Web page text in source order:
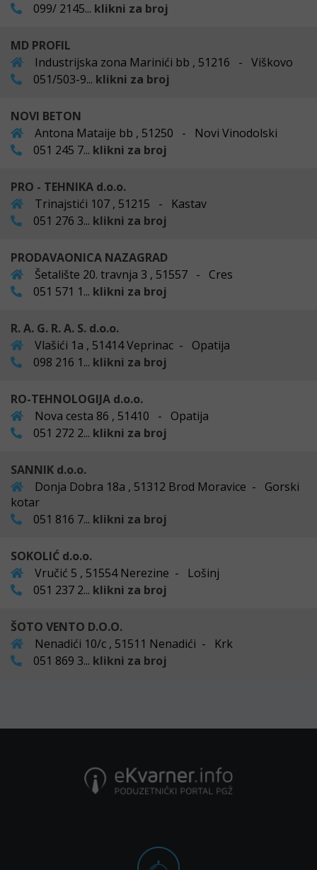
099/ 2145... klikni za broj
MD PROFIL
Industrijska zona Marinići bb , 51216 - Viškovo
051/503-9... klikni za broj
NOVI BETON
Antona Mataije bb , 51250 - Novi Vinodolski
051 245 7... klikni za broj
PRO - TEHNIKA d.o.o.
Trinajstići 107 , 51215 - Kastav
051 276 3... klikni za broj
PRODAVAONICA NAZAGRAD
Šetalište 20. travnja 3 , 51557 - Cres
051 571 1... klikni za broj
R. A. G. R. A. S. d.o.o.
Vlašići 1a , 51414 Veprinac - Opatija
098 216 1... klikni za broj
RO-TEHNOLOGIJA d.o.o.
Nova cesta 86 , 51410 - Opatija
051 272 2... klikni za broj
SANNIK d.o.o.
Donja Dobra 18a , 51312 Brod Moravice - Gorski
kotar
051 816 7... klikni za broj
SOKOLIĆ d.o.o.
Vručić 5 , 51554 Nerezine - Lošinj
051 237 2... klikni za broj
ŠOTO VENTO D.O.O.
Nenadići 10/c , 51511 Nenadići - Krk
051 869 3... klikni za broj